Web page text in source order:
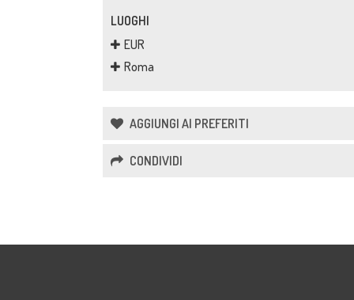
LUOGHI
EUR
Roma
AGGIUNGI AI PREFERITI
CONDIVIDI